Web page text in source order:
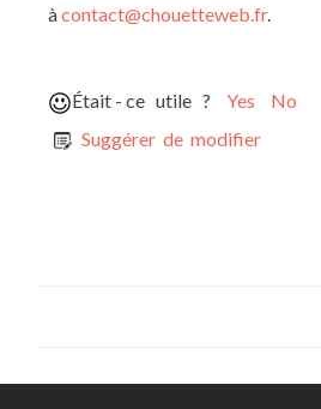
àcontact@chouetteweb.fr.
Était - ce utile ? Yes
No
Suggérer de modifier